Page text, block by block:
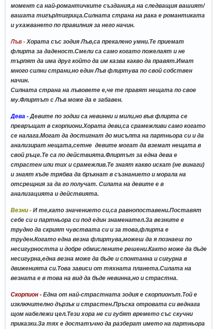
момент са най-романтичките създания,а на следващия вашият/
вашата тигър/тигрица.Силната страна на рака е романтиката
и ухажването по правилния за него начин.
Лъв -Хората със зодия Лъв,са прекалено умни.Те приемат
флирта за даденост.Смели са само когато пожелаят и не
търпят да има друг който да им казва какво да правят.Имат
много силни страни,но един Лъв флиртува по свой собствен
начин.
Силната страна на лъвовете е,че те правят нещата по свое
му.Флиртът с Лъв може да е забавен.
Дева -Девите по зодии са невинни и мили,но във флирта се
превръщат в скорпиони.Хората деви,са срамежливи само когато
се налага.Могат да достигнат до мисълта на партньора си и да
анализират нещата,сетне девите могат да вземат нещата в
свой ръце.Те са по действията.Флиртът за една дева е
страстен или тих и срамежлив.Те знаят какво искат (не винаги)
и знаят къде трябва да бръкнат в съзнанието и морала на
отсрещния за да го получат. Силата на девите е в
анализацията и действията.
Везни - И те,като значението си,са равнопоставени.Поставят
себе си и партньора си под един знаменател.За везните е
трудно да скрият чувствата си и за това,флирта е
труден.Когато една везна флиртува,можеш да я познаеш по
несигурността и добре обмислените решени.Както може да бъде
несигурна,една везна може да бъде и спонтанна и сигурна в
движенията си.Това зависи от тяхната планета.Силата на
везната е в това на вид да бъде невинна,но и страстна.
Скорпион - Една от най-страстната зодия е скорпионът.Той е
изключително дързък и страстен.Пръска отровата си веднага
щом набележи цел.Тези хора не си губят времето със скучни
приказки.За тях е достатъчно да разберат името на партньора